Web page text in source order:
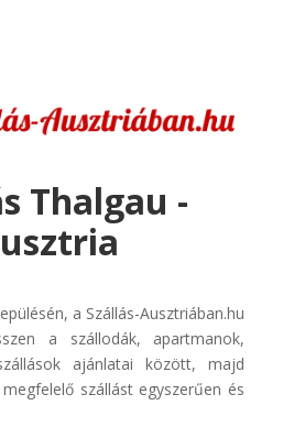
Thalgau -
a Szállás-Ausztriában.hu
a szállodák, apartmanok,
ajánlatai között, majd
szállást egyszerűen és